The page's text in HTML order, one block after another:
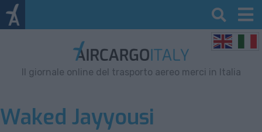
Il giornale online del trasporto aereo merci in Italia
Waked Jayyousi